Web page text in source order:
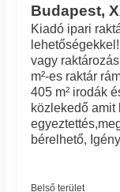
Budapest,
Kiadó ipari
vagy
m²-es raktár
405 m² irodák
közlekedő
bérelhető,
Belső terület